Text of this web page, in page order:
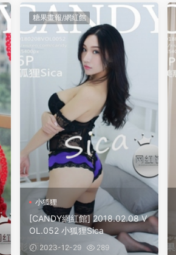
糖果畫報/網紅館
小狐狸
[CANDY網紅館] 2018.02.08 V
OL.052 小狐狸Sica
2023-12-29 289